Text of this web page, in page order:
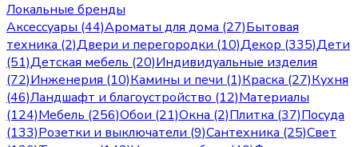
Локальные бренды
Аксессуары (44)Ароматы для дома (27)Бытовая
техника (2)Двери и перегородки (10)Декор (335)Дети
(51)Детская мебель (20)Индивидуальные изделия
(72)Инженерия (10)Камины и печи (1)Краска (27)Кухня
(46)Ландшафт и благоустройство (12)Материалы
(124)Мебель (256)Обои (21)Окна (2)Плитка (37)Посуда
(133)Розетки и выключатели (9)Сантехника (25)Свет